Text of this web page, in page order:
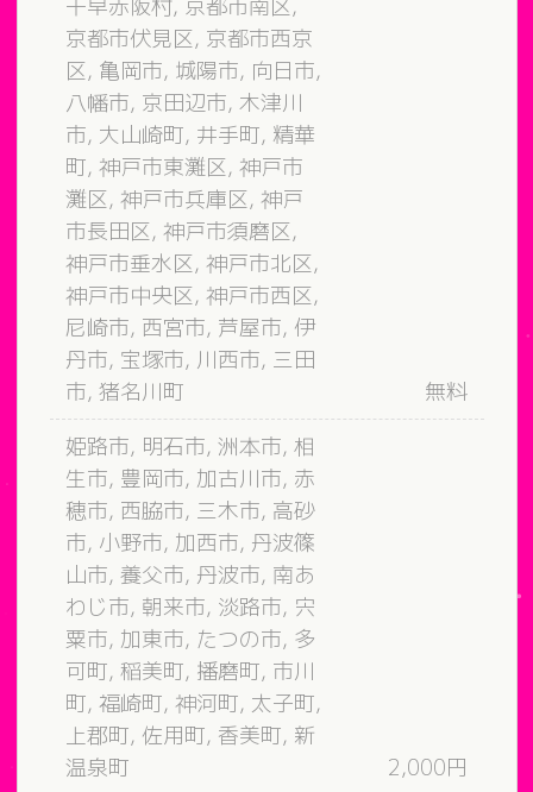
千早赤阪村, 京都市南区,
京都市伏見区, 京都市西京
区, 亀岡市, 城陽市, 向日市,
八幡市, 京田辺市, 木津川
市, 大山崎町, 井手町, 精華
町, 神戸市東灘区, 神戸市
灘区, 神戸市兵庫区, 神戸
市長田区, 神戸市須磨区,
神戸市垂水区, 神戸市北区,
神戸市中央区, 神戸市西区,
尼崎市, 西宮市, 芦屋市, 伊
丹市, 宝塚市, 川西市, 三田
市, 猪名川町
無料
姫路市, 明石市, 洲本市, 相
生市, 豊岡市, 加古川市, 赤
穂市, 西脇市, 三木市, 高砂
市, 小野市, 加西市, 丹波篠
山市, 養父市, 丹波市, 南あ
わじ市, 朝来市, 淡路市, 宍
粟市, 加東市, たつの市, 多
可町, 稲美町, 播磨町, 市川
町, 福崎町, 神河町, 太子町,
上郡町, 佐用町, 香美町, 新
温泉町
2,000円